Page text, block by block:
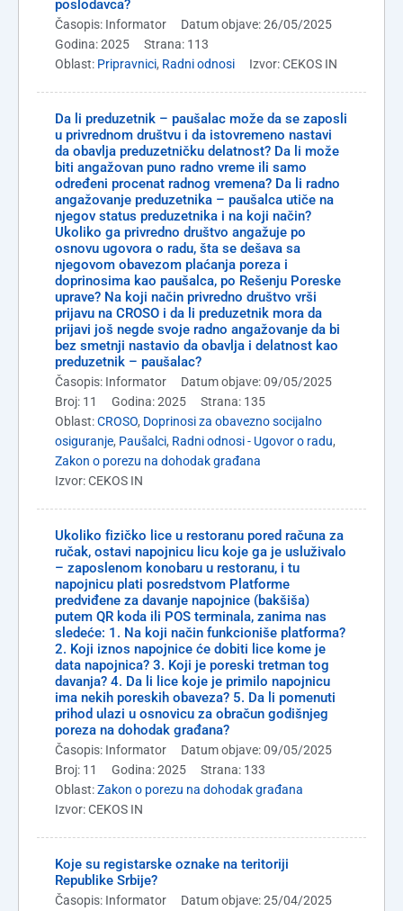
poslodavca?
Časopis: Informator
Datum objave: 26/05/2025
Godina: 2025
Strana: 113
Oblast: Pripravnici, Radni odnosi Izvor: CEKOS IN
Da li preduzetnik – paušalac može da se zaposli
u privrednom društvu i da istovremeno nastavi
da obavlja preduzetničku delatnost? Da li može
biti angažovan puno radno vreme ili samo
određeni procenat radnog vremena? Da li radno
angažovanje preduzetnika – paušalca utiče na
njegov status preduzetnika i na koji način?
Ukoliko ga privredno društvo angažuje po
osnovu ugovora o radu, šta se dešava sa
njegovom obavezom plaćanja poreza i
doprinosima kao paušalca, po Rešenju Poreske
uprave? Na koji način privredno društvo vrši
prijavu na CROSO i da li preduzetnik mora da
prijavi još negde svoje radno angažovanje da bi
bez smetnji nastavio da obavlja i delatnost kao
preduzetnik – paušalac?
Časopis: Informator
Datum objave: 09/05/2025
Broj: 11
Godina: 2025
Strana: 135
Oblast:CROSO, Doprinosi za obavezno socijalno
osiguranje, Paušalci, Radni odnosi - Ugovor o radu,
Zakon o porezu na dohodak građana
Izvor: CEKOS IN
Ukoliko fizičko lice u restoranu pored računa za
ručak, ostavi napojnicu licu koje ga je usluživalo
– zaposlenom konobaru u restoranu, i tu
napojnicu plati posredstvom Platforme
predviđene za davanje napojnice (bakšiša)
putem QR koda ili POS terminala, zanima nas
sledeće: 1. Na koji način funkcioniše platforma?
2. Koji iznos napojnice će dobiti lice kome je
data napojnica? 3. Koji je poreski tretman tog
davanja? 4. Da li lice koje je primilo napojnicu
ima nekih poreskih obaveza? 5. Da li pomenuti
prihod ulazi u osnovicu za obračun godišnjeg
poreza na dohodak građana?
Časopis: Informator
Datum objave: 09/05/2025
Broj: 11
Godina: 2025
Strana: 133
Oblast:Zakon o porezu na dohodak građana
Izvor: CEKOS IN
Koje su registarske oznake na teritoriji
Republike Srbije?
Časopis: Informator
Datum objave: 25/04/2025